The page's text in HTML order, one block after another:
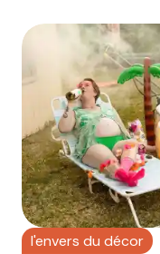
l'envers du décor